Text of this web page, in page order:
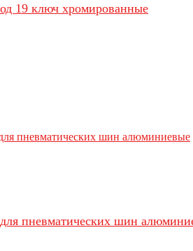
19 ключ хромированные
пневматических шин